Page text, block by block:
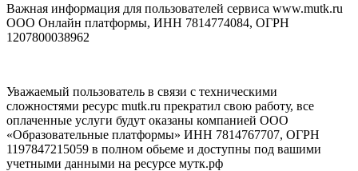
Важная информация для пользователей сервиса www.mutk.ru
ООО Онлайн платформы, ИНН 7814774084, ОГРН
1207800038962
Уважаемый пользователь в связи с техническими
сложностями ресурс mutk.ru прекратил свою работу, все
оплаченные услуги будут оказаны компанией ООО
«Образовательные платформы» ИНН 7814767707, ОГРН
1197847215059 в полном обьеме и доступны под вашими
учетными данными на ресурсе мутк.рф